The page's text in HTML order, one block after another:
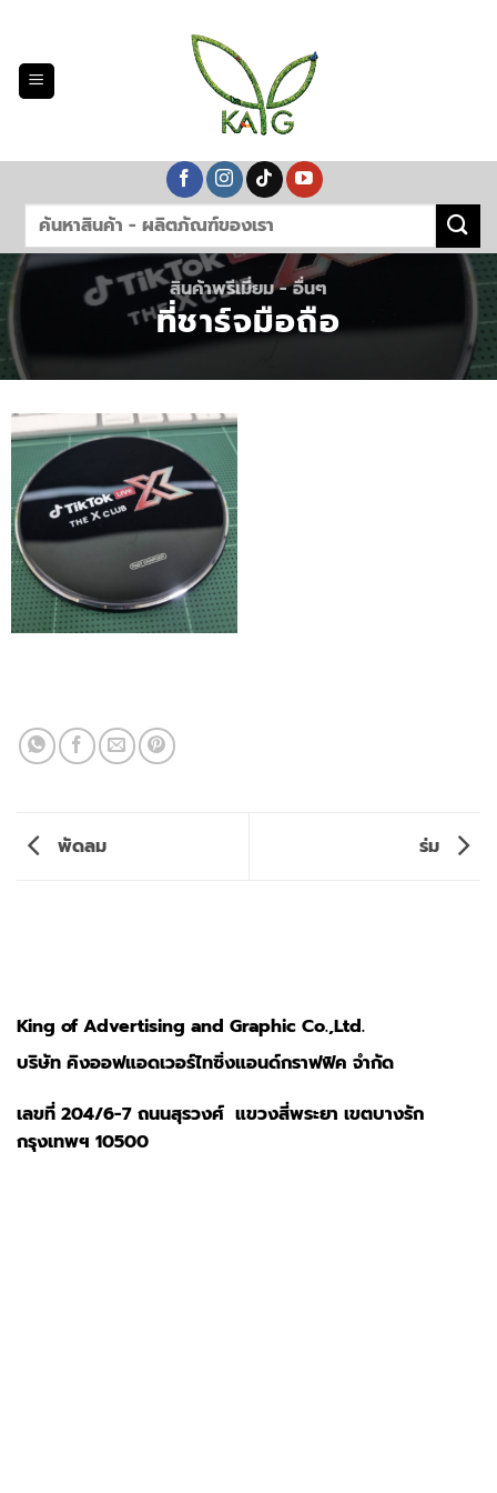
content
สินค้าพรีเมี่ยม - อื่นๆ
ที่ชาร์จมือถือ
พัดลม ร่ม
King of Advertising and Graphic Co.,Ltd.
บริษัท คิงออฟแอดเวอร์ไทซิ่งแอนด์กราฟฟิค จำกัด
เลขที่ 204/6-7 ถนนสุรวงศ์ แขวงสี่พระยา เขตบางรัก
กรุงเทพฯ 10500